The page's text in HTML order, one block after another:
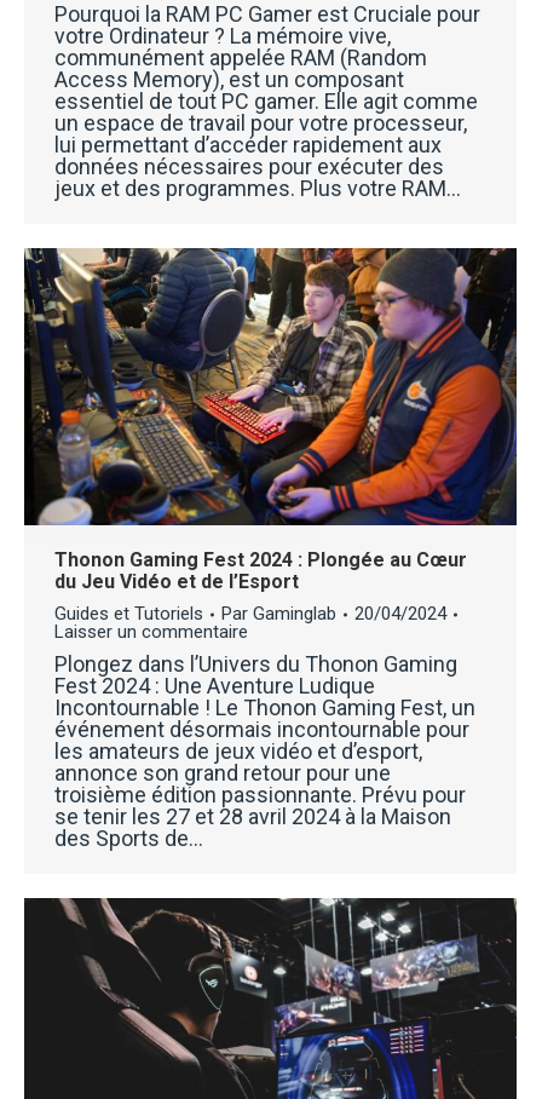
Pourquoi la RAM PC Gamer est Cruciale pour
votre Ordinateur ? La mémoire vive,
communément appelée RAM (Random
Access Memory), est un composant
essentiel de tout PC gamer. Elle agit comme
un espace de travail pour votre processeur,
lui permettant d’accéder rapidement aux
données nécessaires pour exécuter des
jeux et des programmes. Plus votre RAM…
Thonon Gaming Fest 2024 : Plongée au Cœur
du Jeu Vidéo et de l’Esport
Guides et Tutoriels Par Gaminglab
20/04/2024
Laisser un commentaire
Plongez dans l’Univers du Thonon Gaming
Fest 2024 : Une Aventure Ludique
Incontournable ! Le Thonon Gaming Fest, un
événement désormais incontournable pour
les amateurs de jeux vidéo et d’esport,
annonce son grand retour pour une
troisième édition passionnante. Prévu pour
se tenir les 27 et 28 avril 2024 à la Maison
des Sports de…